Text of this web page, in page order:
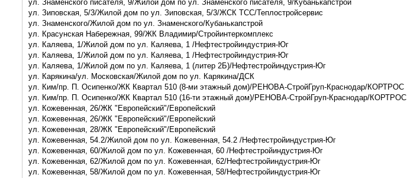
ул. Знаменского писателя, 9/Жилой дом по ул. Знаменского писателя, 9/Кубанькапстрой
ул. Зиповская, 5/3/Жилой дом по ул. Зиповская, 5/3/ЖСК ТСС/Теплостройсервис
ул. Знаменского/Жилой дом по ул. Знаменского/Кубанькапстрой
ул. Красунская Набережная, 99/ЖК Владимир/Стройинтеркомплекс
ул. Каляева, 1/Жилой дом по ул. Каляева, 1 /Нефтестройиндустрия-Юг
ул. Каляева, 1/Жилой дом по ул. Каляева, 1 /Нефтестройиндустрия-Юг
ул. Каляева, 1/Жилой дом по ул. Каляева, 1 (литер 2Б)/Нефтестройиндустрия-Юг
ул. Карякина/ул. Московская/Жилой дом по ул. Карякина/ДСК
ул. Ким/пр. П. Осипенко/ЖК Квартал 510 (8-ми этажный дом)/РЕНОВА-СтройГруп-Краснодар/КОРТРОС
ул. Ким/пр. П. Осипенко/ЖК Квартал 510 (16-ти этажный дом)/РЕНОВА-СтройГруп-Краснодар/КОРТРОС
ул. Кожевенная, 26/ЖК "Европейский"/Европейский
ул. Кожевенная, 26/ЖК "Европейский"/Европейский
ул. Кожевенная, 28/ЖК "Европейский"/Европейский
ул. Кожевенная, 54.2/Жилой дом по ул. Кожевенная, 54.2 /Нефтестройиндустрия-Юг
ул. Кожевенная, 60/Жилой дом по ул. Кожевенная, 60 /Нефтестройиндустрия-Юг
ул. Кожевенная, 62/Жилой дом по ул. Кожевенная, 62/Нефтестройиндустрия-Юг
ул. Кожевенная, 58/Жилой дом по ул. Кожевенная, 58/Нефтестройиндустрия-Юг